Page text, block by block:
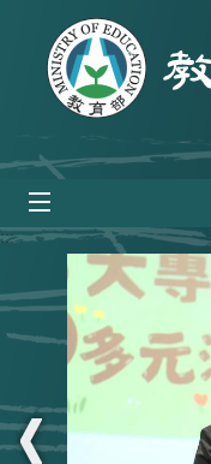
跳到主要內容區塊
:::